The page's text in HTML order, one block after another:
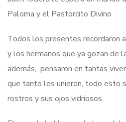
Paloma y el Pastorcito Divino
Todos los presentes recordaron
y los hermanos que ya gozan de
además, pensaron en tantas
que tanto les unieron, todo esto
rostros y sus ojos vidriosos.